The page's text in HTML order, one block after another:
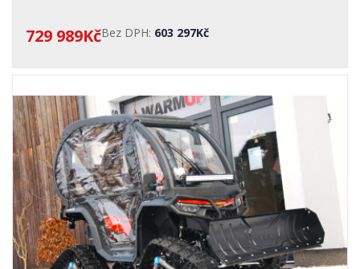
729 989KčBez DPH: 603 297Kč